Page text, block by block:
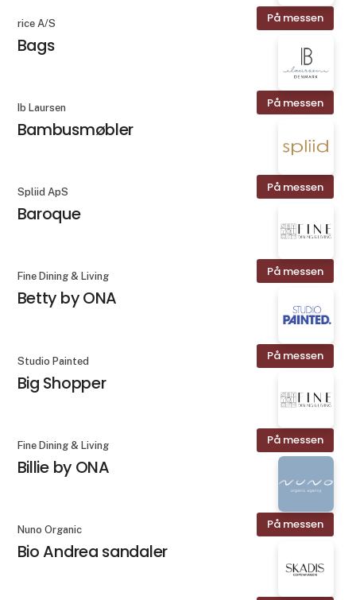
På messen
rice A/S
Bags
På messen
Ib Laursen
Bambusmøbler
På messen
Spliid ApS
Baroque
På messen
Fine Dining & Living
Betty by ONA
På messen
Studio Painted
Big Shopper
På messen
Fine Dining & Living
Billie by ONA
På messen
Nuno Organic
Bio Andrea sandaler